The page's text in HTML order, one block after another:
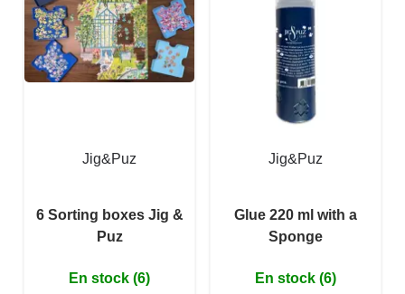
Jig&Puz
6 Sorting boxes Jig &
Puz
En stock (6)
Jig&Puz
Glue 220 ml with a
Sponge
En stock (6)